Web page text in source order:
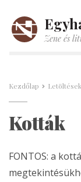
Zene és
Kezdőlap Letöltések
Kották
FONTOS: a